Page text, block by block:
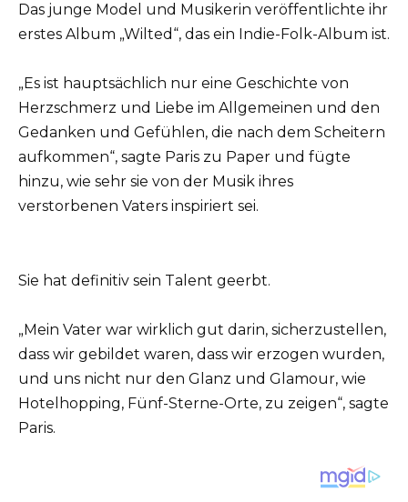
Das junge Model und Musikerin veröffentlichte ihr
erstes Album „Wilted“, das ein Indie-Folk-Album ist.
„Es ist hauptsächlich nur eine Geschichte von
Herzschmerz und Liebe im Allgemeinen und den
Gedanken und Gefühlen, die nach dem Scheitern
aufkommen“, sagte Paris zu Paper und fügte
hinzu, wie sehr sie von der Musik ihres
verstorbenen Vaters inspiriert sei.
Sie hat definitiv sein Talent geerbt.
„Mein Vater war wirklich gut darin, sicherzustellen,
dass wir gebildet waren, dass wir erzogen wurden,
und uns nicht nur den Glanz und Glamour, wie
Hotelhopping, Fünf-Sterne-Orte, zu zeigen“, sagte
Paris.